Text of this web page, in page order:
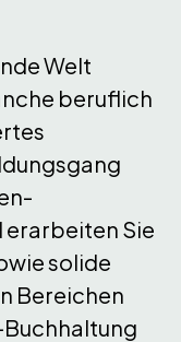
Welt
beruflich
Sie
solide
Bereichen